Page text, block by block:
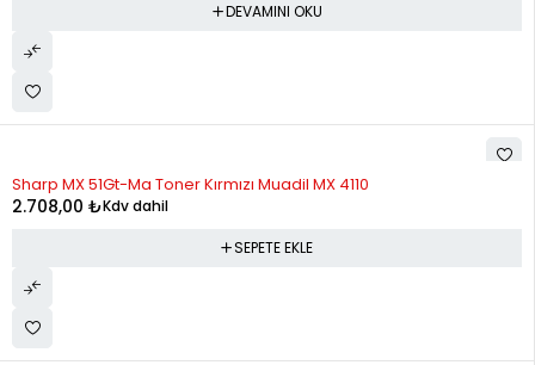
DEVAMINI OKU
Sharp MX 51Gt-Ma Toner Kırmızı Muadil MX 4110
2.708,00 ₺Kdv dahil
SEPETE EKLE